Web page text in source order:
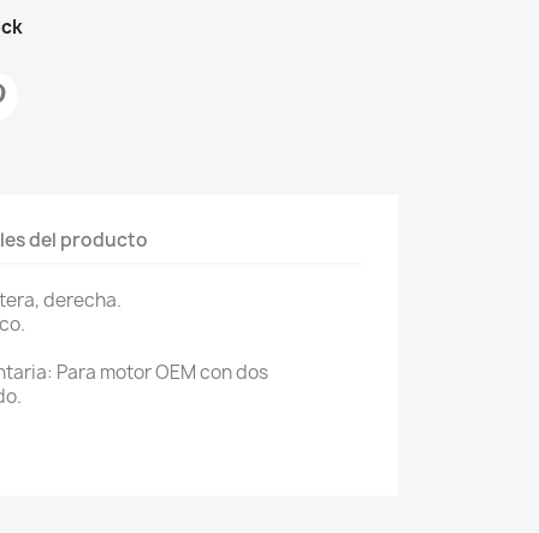
del producto
derecha.
Para motor OEM con dos